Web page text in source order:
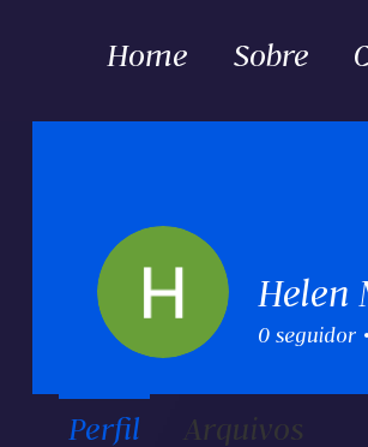
Home Sobre
Helen
0 seguidor
Perfil Arquivos